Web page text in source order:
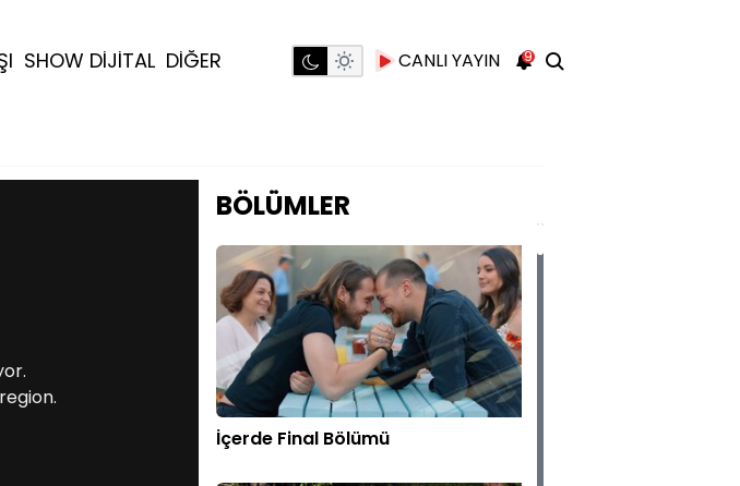
SHOW DİJİTAL DİĞER CANLI YAYIN 9
BÖLÜMLER
İçerde Final Bölümü